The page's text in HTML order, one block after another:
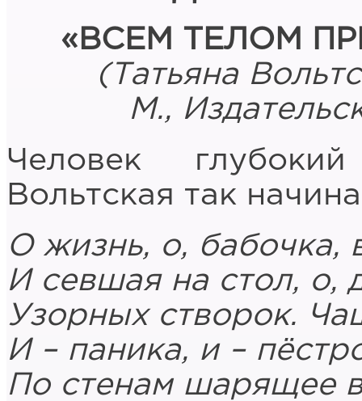
«ВСЕМ ТЕЛОМ
(Татьяна
М.,
Человек
Вольтская так
О жизнь, о, бабочка,
И севшая на стол, о,
Узорных створок.
И – паника, и –
По стенам шарящее